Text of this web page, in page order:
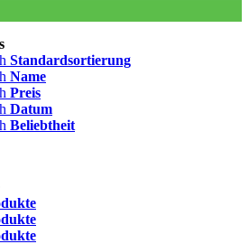
Standardsortierung
Name
Preis
Datum
Beliebtheit